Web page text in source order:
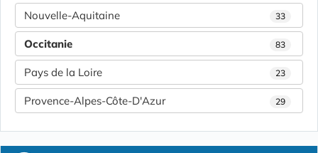
Nouvelle-Aquitaine 33
Occitanie 83
Pays de la Loire 23
Provence-Alpes-Côte-D'Azur 29